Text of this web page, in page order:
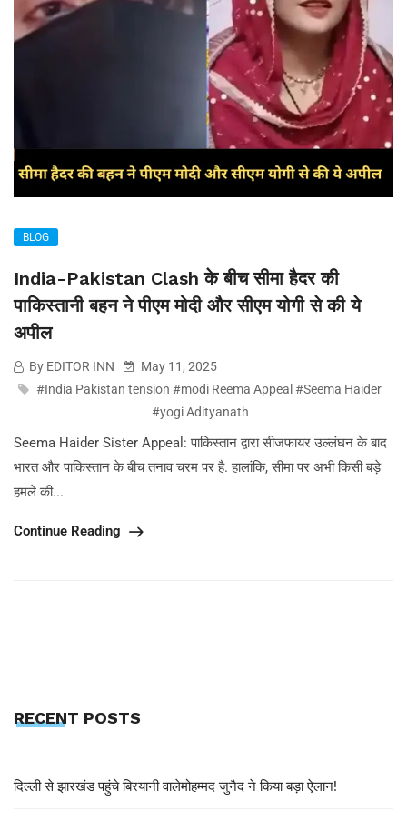
BLOG
India-Pakistan Clash के बीच सीमा हैदर की
पाकिस्तानी बहन ने पीएम मोदी और सीएम योगी से की ये
अपील
By EDITOR INN
May 11, 2025
#India Pakistan tension #modi Reema Appeal #Seema Haider
#yogi Adityanath
Seema Haider Sister Appeal: पाकिस्तान द्वारा सीजफायर उल्लंघन के बाद
भारत और पाकिस्तान के बीच तनाव चरम पर है. हालांकि, सीमा पर अभी किसी बड़े
हमले की...
Continue Reading
RECENT POSTS
दिल्ली से झारखंड पहुंचे बिरयानी वालेमोहम्मद जुनैद ने किया बड़ा ऐलान!